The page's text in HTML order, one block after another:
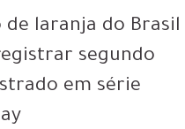
laranja do Brasil
segundo
em série